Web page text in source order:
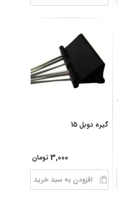
گیره دوبل 15
3,000تومان
افزودن به سبد خرید